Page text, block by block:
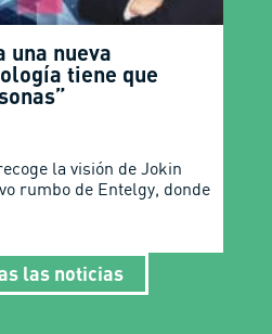
una nueva
tiene que
la visión de Jokin
rumbo de Entelgy, donde
las noticias